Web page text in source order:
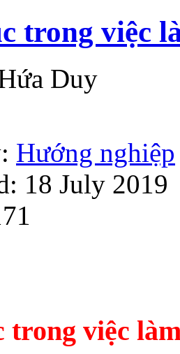
trong việc
Duy
Hướng nghiệp
18 July 2019
trong việc